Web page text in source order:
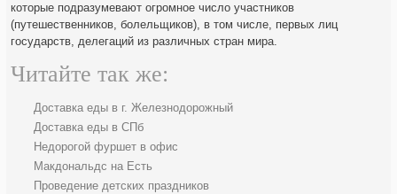
которые подразумевают огромное число участников
(путешественников, болельщиков), в том числе, первых лиц
государств, делегаций из различных стран мира.
Читайте так же:
Доставка еды в г. Железнодорожный
Доставка еды в СПб
Недорогой фуршет в офис
Макдональдс на Есть
Проведение детских праздников